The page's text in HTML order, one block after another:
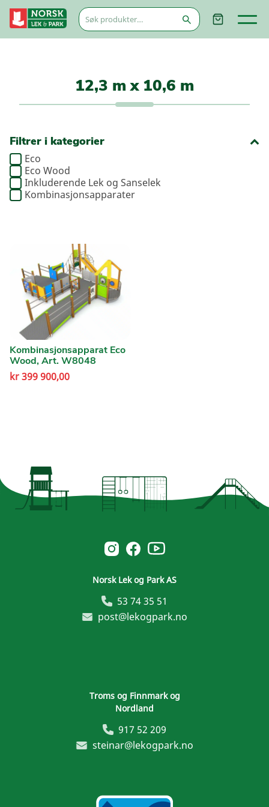
Søk
etter:
12,3 m x 10,6 m
Filtrer i kategorier
Eco
Eco Wood
Inkluderende Lek og Sanselek
Kombinasjonsapparater
Kombinasjonsapparat Eco
Wood, Art. W8048
kr399 900,00
Norsk Leg & Park instagram
Norsk Leg & Park facebook
Norsk Leg & Park youtube
Norsk Lek og Park AS
53 74 35 51
post@lekogpark.no
Troms og Finnmark og
Nordland
917 52 209
steinar@lekogpark.no